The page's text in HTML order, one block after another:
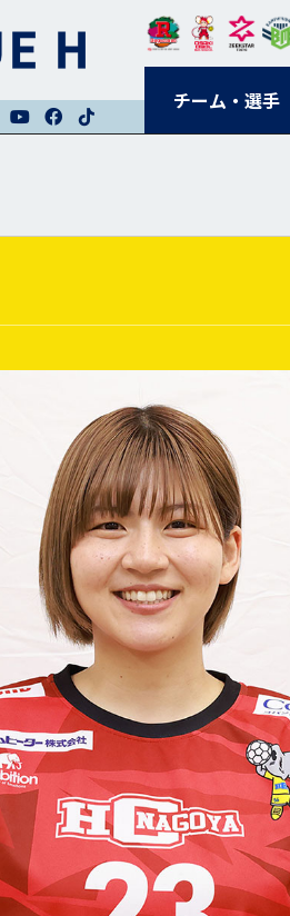
チーム・選手
東日
本レ
ガロ
オー
ソル
埼玉
クス
ター
東京